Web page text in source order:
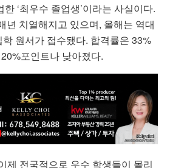
‘최우수 졸업생’이라는 사실이다.
년 치열해지고 있으며, 올해는 역대
원서가 접수됐다. 합격률은 33%
포인트나 낮아졌다.
제 전국적으로 우수 학생들이 몰리